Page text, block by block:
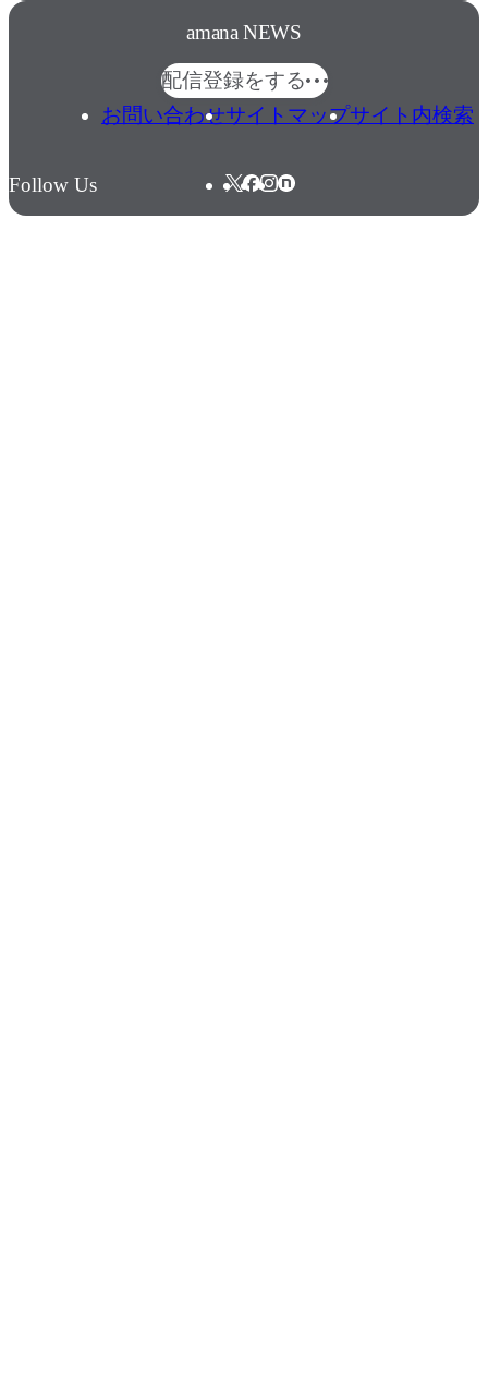
amana NEWS
配信登録をする
お問い合わせサイトマップサイト内検索
Follow Us